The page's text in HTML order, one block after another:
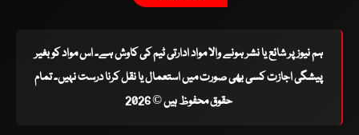
ہم نیوز پر شائع یا نشر ہونے والا مواد ادارتی ٹیم کی کاوش ہے۔ اس مواد کو بغیر
پیشگی اجازت کسی بھی صورت میں استعمال یا نقل کرنا درست نہیں۔ تمام
حقوق محفوظ ہیں © 2026